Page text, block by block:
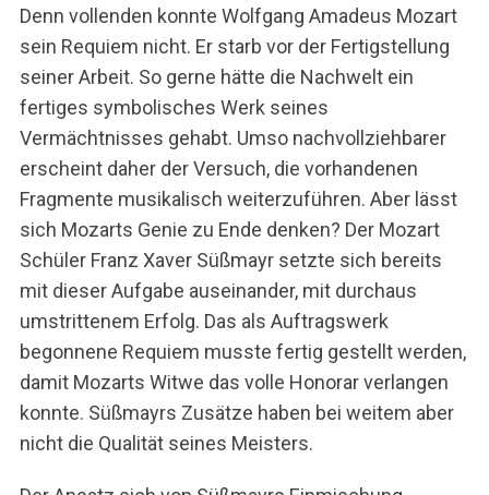
Denn vollenden konnte Wolfgang Amadeus Mozart
sein Requiem nicht. Er starb vor der Fertigstellung
seiner Arbeit. So gerne hätte die Nachwelt ein
fertiges symbolisches Werk seines
Vermächtnisses gehabt. Umso nachvollziehbarer
erscheint daher der Versuch, die vorhandenen
Fragmente musikalisch weiterzuführen. Aber lässt
sich Mozarts Genie zu Ende denken? Der Mozart
Schüler Franz Xaver Süßmayr setzte sich bereits
mit dieser Aufgabe auseinander, mit durchaus
umstrittenem Erfolg. Das als Auftragswerk
begonnene Requiem musste fertig gestellt werden,
damit Mozarts Witwe das volle Honorar verlangen
konnte. Süßmayrs Zusätze haben bei weitem aber
nicht die Qualität seines Meisters.